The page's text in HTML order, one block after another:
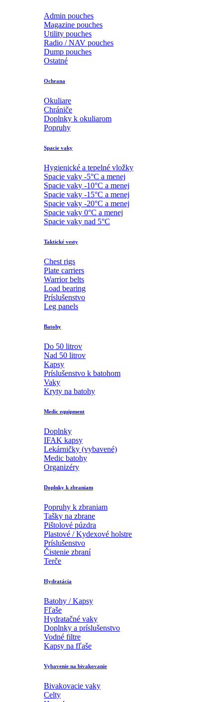
Admin pouches
Magazine pouches
Utility pouches
Radio / NAV pouches
Dump pouches
Ostatné
Ochrana
Okuliare
Chrániče
Doplnky k okuliarom
Popruhy
Spacie vaky
Hygienické a tepelné vložky
Spacie vaky -5°C a menej
Spacie vaky -10°C a menej
Spacie vaky -15°C a menej
Spacie vaky -20°C a menej
Spacie vaky 0°C a menej
Spacie vaky nad 5°C
Taktické vesty
Chest rigs
Plate carriers
Warrior belts
Load bearing
Príslušenstvo
Leg panels
Batohy
Do 50 litrov
Nad 50 litrov
Kapsy
Príslušenstvo k batohom
Vaky
Kryty na batohy
Medic equipment
Doplnky
IFAK kapsy
Lekárničky (vybavené)
Medic batohy
Organizéry
Doplnky k zbraniam
Popruhy k zbraniam
Tašky na zbrane
Pištolové púzdra
Plastové / Kydexové holstre
Príslušenstvo
Čistenie zbraní
Terče
Hydratácia
Batohy / Kapsy
Fľaše
Hydratačné vaky
Doplnky a príslušenstvo
Vodné filtre
Kapsy na fľaše
Vybavenie na bivakovanie
Bivakovacie vaky
Celty